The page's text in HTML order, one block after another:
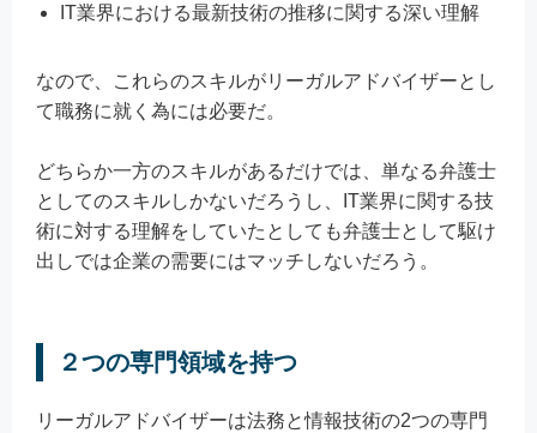
IT業界における最新技術の推移に関する深い理解
なので、これらのスキルがリーガルアドバイザーとし
て職務に就く為には必要だ。
どちらか一方のスキルがあるだけでは、単なる弁護士
としてのスキルしかないだろうし、IT業界に関する技
術に対する理解をしていたとしても弁護士として駆け
出しでは企業の需要にはマッチしないだろう。
２つの専門領域を持つ
リーガルアドバイザーは法務と情報技術の2つの専門